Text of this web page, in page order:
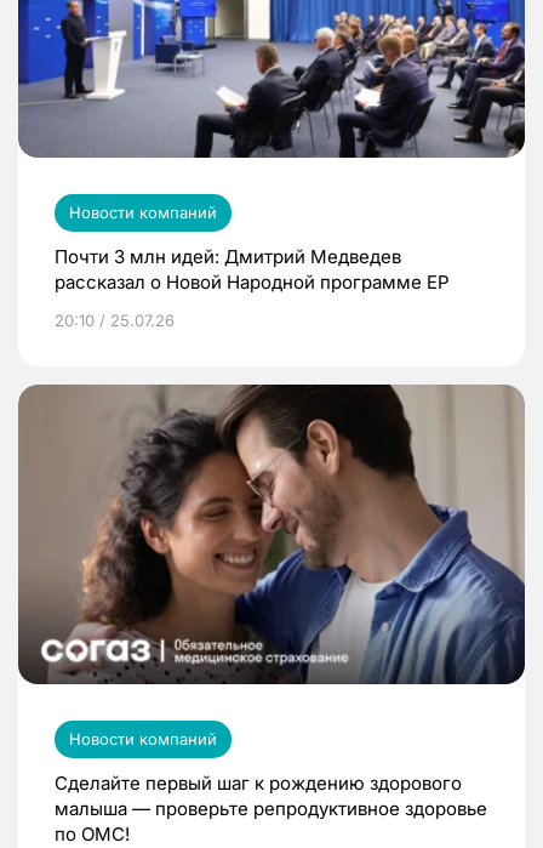
Новости компаний
Почти 3 млн идей: Дмитрий Медведев
рассказал о Новой Народной программе ЕР
20:10 / 25.07.26
Новости компаний
Сделайте первый шаг к рождению здорового
малыша — проверьте репродуктивное здоровье
по ОМС!